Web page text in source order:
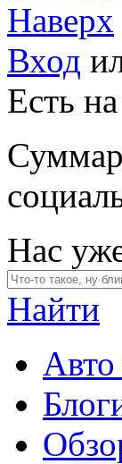
Наверх
Вход
Есть
Нас
Найти